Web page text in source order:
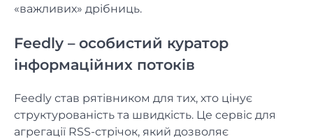
«важливих» дрібниць.
Feedly – особистий куратор
інформаційних потоків
Feedly став рятівником для тих, хто цінує
структурованість та швидкість. Це сервіс для
агрегації RSS-стрічок, який дозволяє